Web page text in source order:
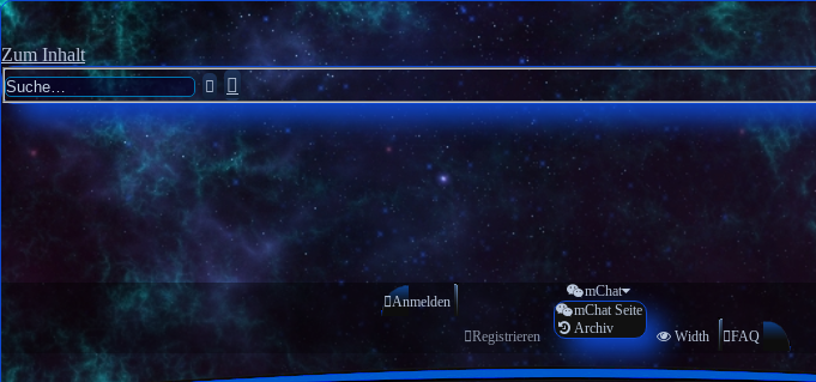
Zum Inhalt
SucheErweiterte
Suche
Anmelden
Registrieren
mChat
mChat Seite
Archiv
Width FAQ